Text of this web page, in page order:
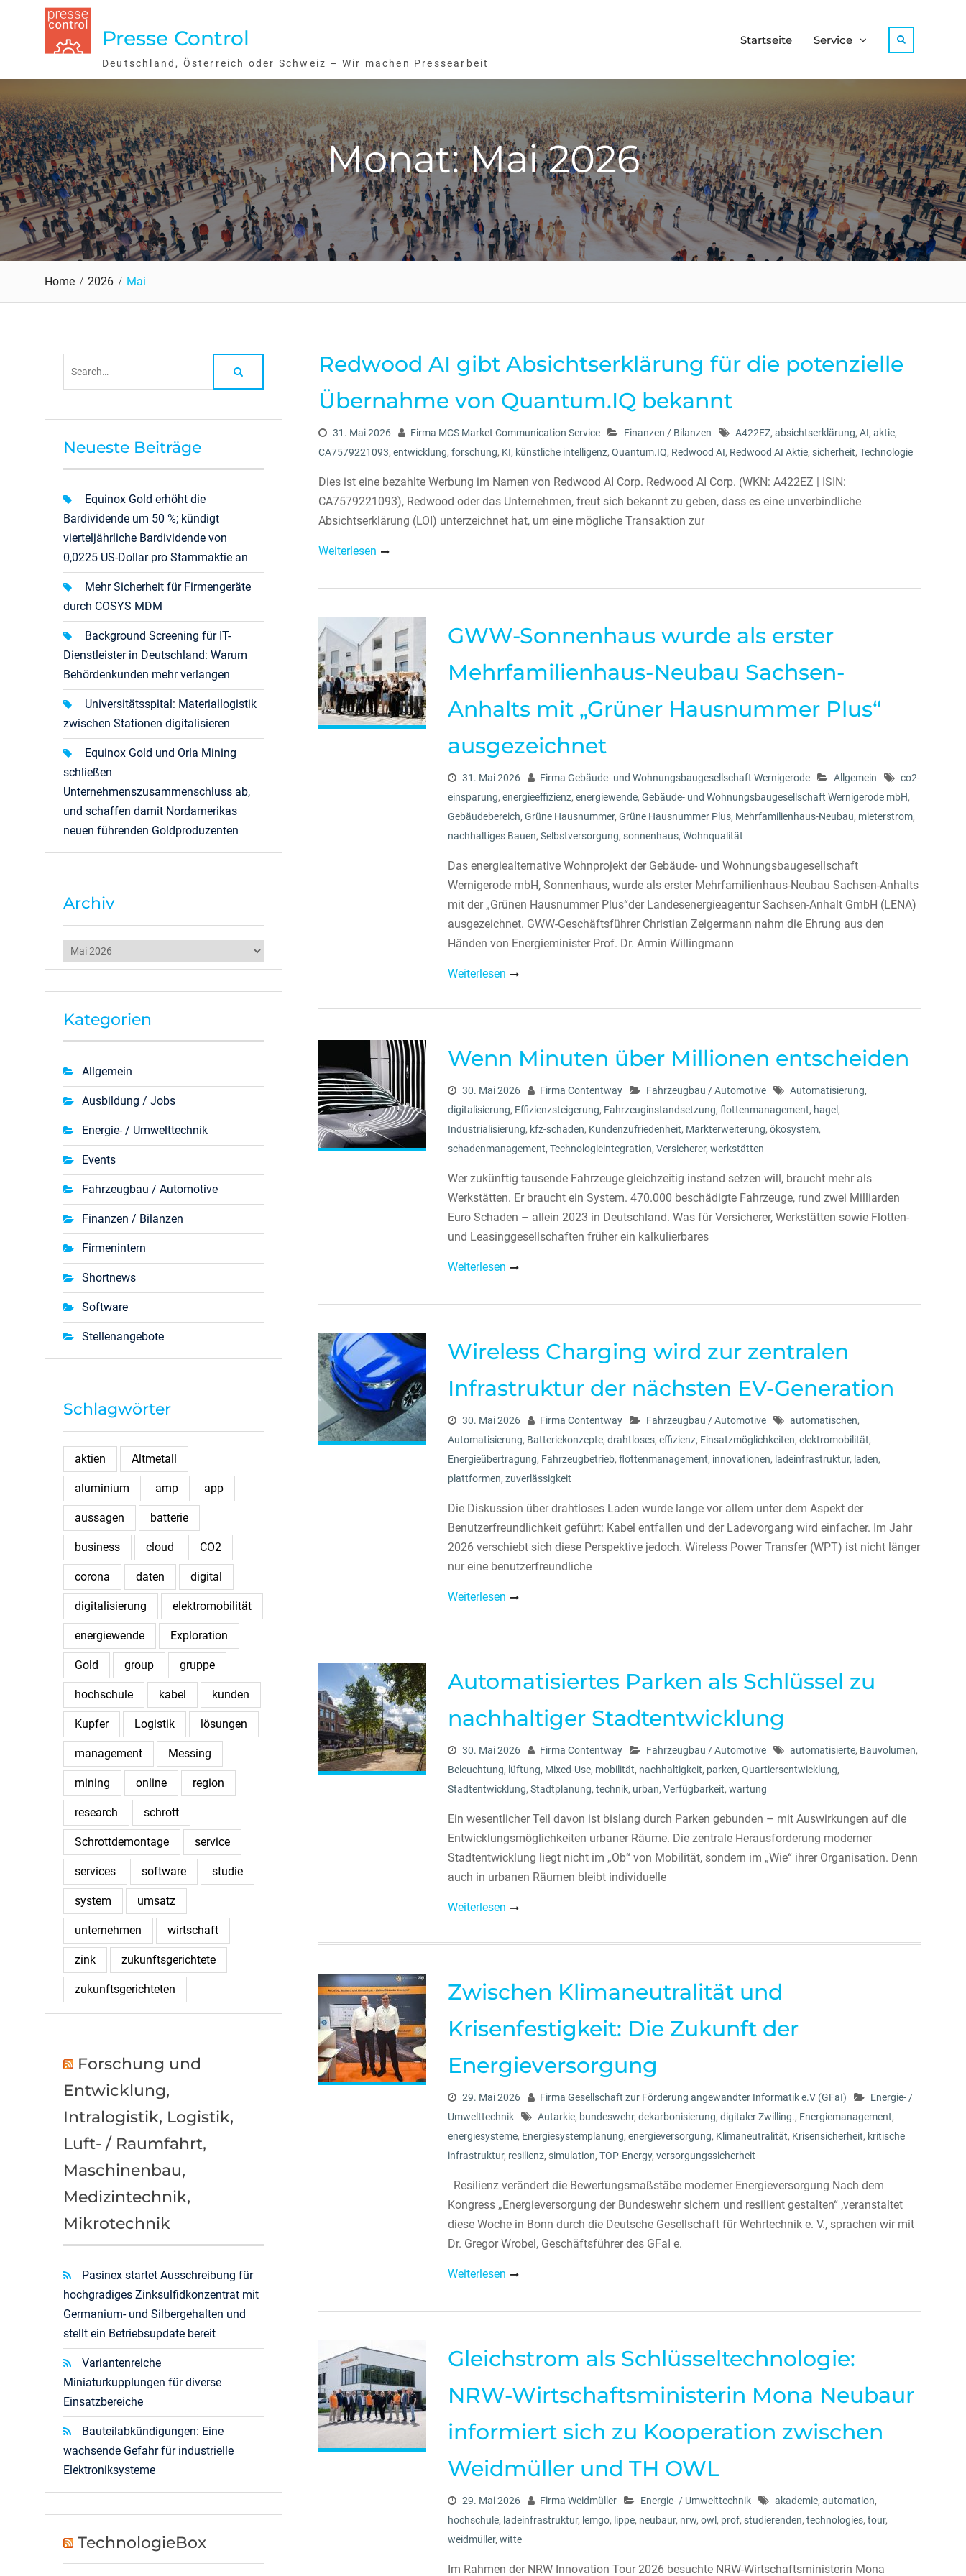
Presse Control
Deutschland, Österreich oder Schweiz – Wir machen Pressearbeit
Startseite Service
Monat: Mai 2026
Home 2026 Mai
Redwood AI gibt Absichtserklärung für die potenzielle
Übernahme von Quantum.IQ bekannt
31. Mai 2026 Firma MCS Market Communication Service Finanzen / Bilanzen A422EZ, absichtserklärung, AI, aktie,
CA7579221093, entwicklung, forschung, KI, künstliche intelligenz, Quantum.IQ, Redwood AI, Redwood AI Aktie, sicherheit, Technologie
Dies ist eine bezahlte Werbung im Namen von Redwood AI Corp. Redwood AI Corp. (WKN: A422EZ | ISIN:
CA7579221093), Redwood oder das Unternehmen, freut sich bekannt zu geben, dass es eine unverbindliche
Absichtserklärung (LOI) unterzeichnet hat, um eine mögliche Transaktion zur
Weiterlesen
GWW-Sonnenhaus wurde als erster
Mehrfamilienhaus-Neubau Sachsen-
Anhalts mit „Grüner Hausnummer Plus“
ausgezeichnet
31. Mai 2026 Firma Gebäude- und Wohnungsbaugesellschaft Wernigerode Allgemein
co2-
einsparung, energieeffizienz, energiewende, Gebäude- und Wohnungsbaugesellschaft Wernigerode mbH,
Gebäudebereich, Grüne Hausnummer, Grüne Hausnummer Plus, Mehrfamilienhaus-Neubau, mieterstrom,
nachhaltiges Bauen, Selbstversorgung, sonnenhaus, Wohnqualität
Das energiealternative Wohnprojekt der Gebäude- und Wohnungsbaugesellschaft
Wernigerode mbH, Sonnenhaus, wurde als erster Mehrfamilienhaus-Neubau Sachsen-Anhalts
mit der „Grünen Hausnummer Plus“der Landesenergieagentur Sachsen-Anhalt GmbH (LENA)
ausgezeichnet. GWW-Geschäftsführer Christian Zeigermann nahm die Ehrung aus den
Händen von Energieminister Prof. Dr. Armin Willingmann
Weiterlesen
Wenn Minuten über Millionen entscheiden
30. Mai 2026 Firma Contentway Fahrzeugbau / Automotive Automatisierung,
digitalisierung, Effizienzsteigerung, Fahrzeuginstandsetzung, flottenmanagement, hagel ,
Industrialisierung, kfz-schaden, Kundenzufriedenheit, Markterweiterung, ökosystem,
schadenmanagement, Technologieintegration, Versicherer, werkstätten
Wer zukünftig tausende Fahrzeuge gleichzeitig instand setzen will, braucht mehr als
Werkstätten. Er braucht ein System. 470.000 beschädigte Fahrzeuge, rund zwei Milliarden
Euro Schaden – allein 2023 in Deutschland. Was für Versicherer, Werkstätten sowie Flotten-
und Leasinggesellschaften früher ein kalkulierbares
Weiterlesen
Wireless Charging wird zur zentralen
Infrastruktur der nächsten EV-Generation
30. Mai 2026 Firma Contentway Fahrzeugbau / Automotive automatischen,
Automatisierung, Batteriekonzepte, drahtloses, effizienz, Einsatzmöglichkeiten, elektromobilität,
Energieübertragung, Fahrzeugbetrieb, flottenmanagement, innovationen, ladeinfrastruktur, laden,
plattformen, zuverlässigkeit
Die Diskussion über drahtloses Laden wurde lange vor allem unter dem Aspekt der
Benutzerfreundlichkeit geführt: Kabel entfallen und der Ladevorgang wird einfacher. Im Jahr
2026 verschiebt sich diese Perspektive jedoch. Wireless Power Transfer (WPT) ist nicht länger
nur eine benutzerfreundliche
Weiterlesen
Automatisiertes Parken als Schlüssel zu
nachhaltiger Stadtentwicklung
30. Mai 2026 Firma Contentway Fahrzeugbau / Automotive automatisierte, Bauvolumen,
Beleuchtung, lüftung, Mixed-Use, mobilität, nachhaltigkeit, parken, Quartiersentwicklung,
Stadtentwicklung, Stadtplanung, technik, urban, Verfügbarkeit, wartung
Ein wesentlicher Teil davon ist bislang durch Parken gebunden – mit Auswirkungen auf die
Entwicklungsmöglichkeiten urbaner Räume. Die zentrale Herausforderung moderner
Stadtentwicklung liegt nicht im „Ob“ von Mobilität, sondern im „Wie“ ihrer Organisation. Denn
auch in urbanen Räumen bleibt individuelle
Weiterlesen
Zwischen Klimaneutralität und
Krisenfestigkeit: Die Zukunft der
Energieversorgung
29. Mai 2026 Firma Gesellschaft zur Förderung angewandter Informatik e.V (GFaI)
Energie- /
Umwelttechnik
Autarkie, bundeswehr, dekarbonisierung, digitaler Zwilling., Energiemanagement,
energiesysteme, Energiesystemplanung, energieversorgung, Klimaneutralität, Krisensicherheit, kritische
infrastruktur, resilienz, simulation, TOP-Energy, versorgungssicherheit
Resilienz verändert die Bewertungsmaßstäbe moderner Energieversorgung Nach dem
Kongress „Energieversorgung der Bundeswehr sichern und resilient gestalten“ ,veranstaltet
diese Woche in Bonn durch die Deutsche Gesellschaft für Wehrtechnik e. V., sprachen wir mit
Dr. Gregor Wrobel, Geschäftsführer des GFaI e.
Weiterlesen
Gleichstrom als Schlüsseltechnologie:
NRW-Wirtschaftsministerin Mona Neubaur
informiert sich zu Kooperation zwischen
Weidmüller und TH OWL
29. Mai 2026 Firma Weidmüller Energie- / Umwelttechnik akademie, automation,
hochschule, ladeinfrastruktur, lemgo, lippe, neubaur, nrw, owl , prof, studierenden, technologies, tour,
weidmüller, witte
Im Rahmen der NRW Innovation Tour 2026 besuchte NRW-Wirtschaftsministerin Mona
Neueste Beiträge
Equinox Gold erhöht die
Bardividende um 50 %; kündigt
vierteljährliche Bardividende von
0,0225 US-Dollar pro Stammaktie an
Mehr Sicherheit für Firmengeräte
durch COSYS MDM
Background Screening für IT-
Dienstleister in Deutschland: Warum
Behördenkunden mehr verlangen
Universitätsspital: Materiallogistik
zwischen Stationen digitalisieren
Equinox Gold und Orla Mining
schließen
Unternehmenszusammenschluss ab,
und schaffen damit Nordamerikas
neuen führenden Goldproduzenten
Archiv
Archiv
Kategorien
Allgemein
Ausbildung / Jobs
Energie- / Umwelttechnik
Events
Fahrzeugbau / Automotive
Finanzen / Bilanzen
Firmenintern
Shortnews
Software
Stellenangebote
Schlagwörter
aktien Altmetall
aluminium amp app
aussagen batterie
business cloud CO2
corona daten digital
digitalisierung elektromobilität
energiewende Exploration
Gold group gruppe
hochschule kabel kunden
Kupfer Logistik lösungen
management Messing
mining online region
research schrott
Schrottdemontage service
services software studie
system umsatz
unternehmen wirtschaft
zink zukunftsgerichtete
zukunftsgerichteten
Forschung und
Entwicklung,
Intralogistik, Logistik,
Luft- / Raumfahrt,
Maschinenbau,
Medizintechnik,
Mikrotechnik
Pasinex startet Ausschreibung für
hochgradiges Zinksulfidkonzentrat mit
Germanium- und Silbergehalten und
stellt ein Betriebsupdate bereit
Variantenreiche
Miniaturkupplungen für diverse
Einsatzbereiche
Bauteilabkündigungen: Eine
wachsende Gefahr für industrielle
Elektroniksysteme
TechnologieBox